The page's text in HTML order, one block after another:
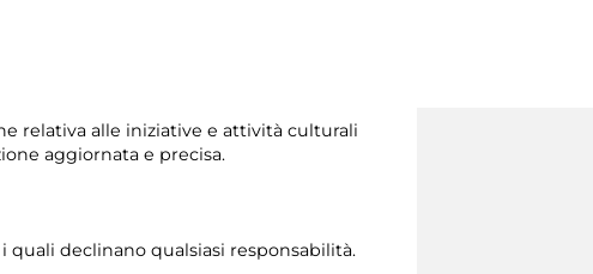
relativa alle iniziative e attività culturali
aggiornata e precisa.
declinano qualsiasi responsabilità.